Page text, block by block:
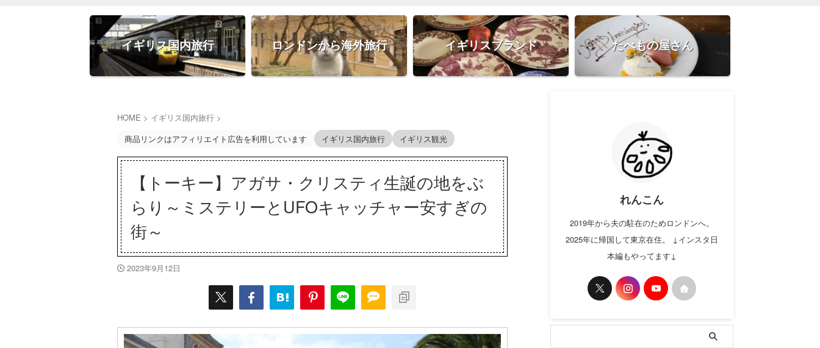
イギリス国内旅行 ロンドンから海外旅行 イギリスブランド たべもの屋さん
HOME > イギリス国内旅行 >
商品リンクはアフィリエイト広告を利用しています
イギリス国内旅行 イギリス観光
【トーキー】アガサ・クリスティ生誕の地をぶ
らり～ミステリーとUFOキャッチャー安すぎの
街～
2023年9月12日
れんこん
2019年から夫の駐在のためロンドンへ。
2025年に帰国して東京在住。 ↓インスタ日
本編もやってます↓